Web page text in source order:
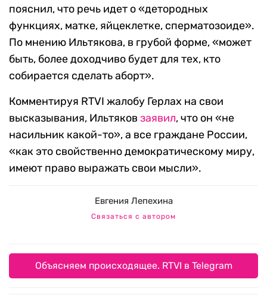
пояснил, что речь идет о «детородных
функциях, матке, яйцеклетке, сперматозоиде».
По мнению Ильтякова, в грубой форме, «может
быть, более доходчиво будет для тех, кто
собирается сделать аборт».
Комментируя RTVI жалобу Герлах на свои
высказывания, Ильтяков заявил, что он «не
насильник какой-то», а все граждане России,
«как это свойственно демократическому миру,
имеют право выражать свои мысли».
Евгения Лепехина
Связаться с автором
Объясняем происходящее. RTVI в Telegram